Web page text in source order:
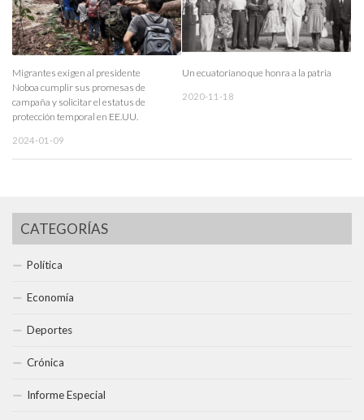
Migrantes exigen al presidente
Noboa cumplir sus promesas de
campaña y solicitar el estatus de
protección temporal en EE.UU.
2024-01-09
Un ecuatoriano que honra a la patria
2020-11-18
CATEGORÍAS
Política
Economía
Deportes
Crónica
Informe Especial